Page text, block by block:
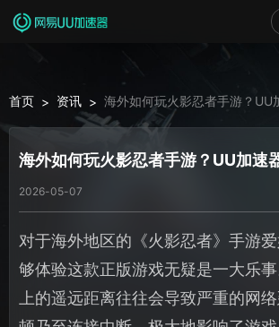
首页 > 资讯 > 海外如何玩火影忍者手游？UU
海外如何玩火影忍者手游？UU加速
2026-05-07
对于海外地区的《火影忍者》手游
够体验这款正版游戏无疑是一大乐
上的遥远距离往往会导致严重的网